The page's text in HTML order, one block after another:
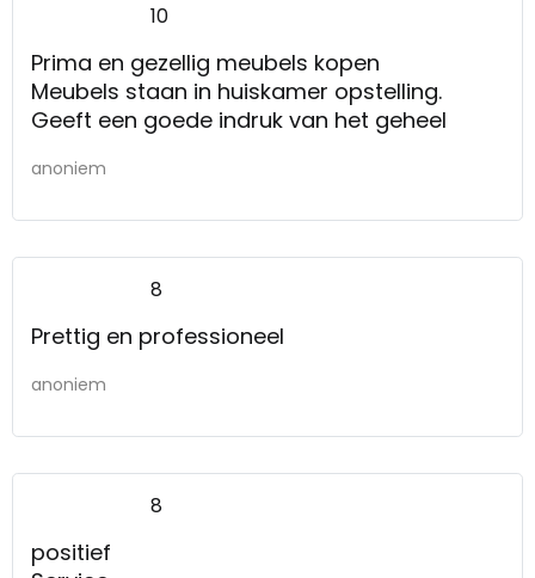
10
Prima en gezellig meubels kopen
Meubels staan in huiskamer opstelling.
Geeft een goede indruk van het geheel
anoniem
8
Prettig en professioneel
anoniem
8
positief